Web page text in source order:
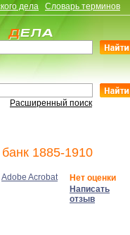
дела
Словарь терминов
Расширенный поиск
1885-1910
Adobe Acrobat
Нет оценки
Написать
отзыв